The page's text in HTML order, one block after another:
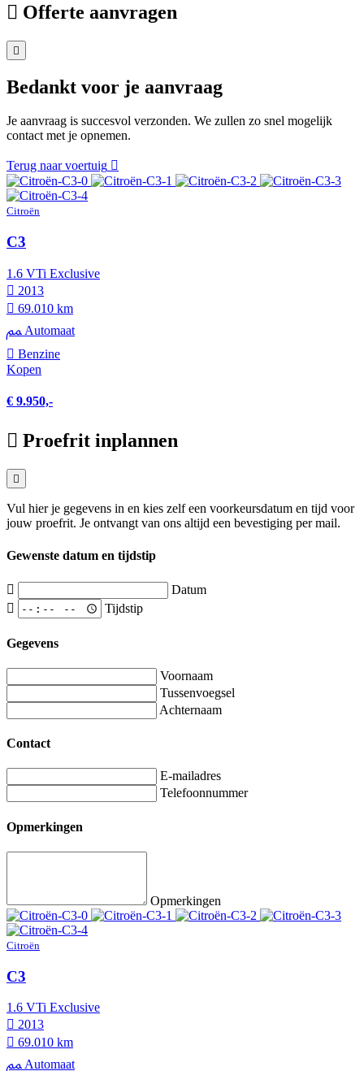
Offerte aanvragen
Bedankt voor je aanvraag
Je aanvraag is succesvol verzonden. We zullen zo snel mogelijk
contact met je opnemen.
Terug naar voertuig
Citroën
C3
1.6 VTi Exclusive
2013
69.010 km
Automaat
Benzine
Kopen
€ 9.950,-
Proefrit inplannen
Vul hier je gegevens in en kies zelf een voorkeursdatum en tijd voor
jouw proefrit. Je ontvangt van ons altijd een bevestiging per mail.
Gewenste datum en tijdstip
Datum
Tijdstip
Gegevens
Voornaam
Tussenvoegsel
Achternaam
Contact
E-mailadres
Telefoonnummer
Opmerkingen
Opmerkingen
Citroën
C3
1.6 VTi Exclusive
2013
69.010 km
Automaat